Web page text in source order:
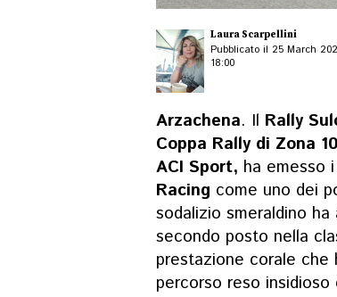
Laura Scarpellini
Pubblicato il 25 March
18:00
Arzachena. Il Rally
Coppa Rally di Zona 10
ACI Sport, ha emesso
Racing come uno dei
sodalizio smeraldino
secondo posto nella
prestazione corale che
percorso reso